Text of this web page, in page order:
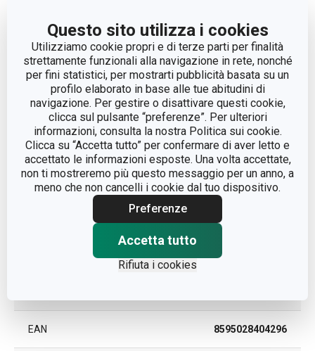
Questo sito utilizza i cookies
Utilizziamo cookie propri e di terze parti per finalità
strettamente funzionali alla navigazione in rete, nonché
per fini statistici, per mostrarti pubblicità basata su un
profilo elaborato in base alle tue abitudini di
navigazione. Per gestire o disattivare questi cookie,
clicca sul pulsante “preferenze”. Per ulteriori
informazioni, consulta la nostra Politica sui cookie.
Clicca su “Accetta tutto” per confermare di aver letto e
accettato le informazioni esposte. Una volta accettate,
non ti mostreremo più questo messaggio per un anno, a
meno che non cancelli i cookie dal tuo dispositivo.
Preferenze
Accetta tutto
Rifiuta i cookies
ADATTO AL FREEZER Sì
ADATTO AL FRIGORIFERO Sì
CATEGORIA
contenitori per
alimenti
LINEA DI PRODOTTO FRESHBOX
plastica, silicone
EAN 8595028404296